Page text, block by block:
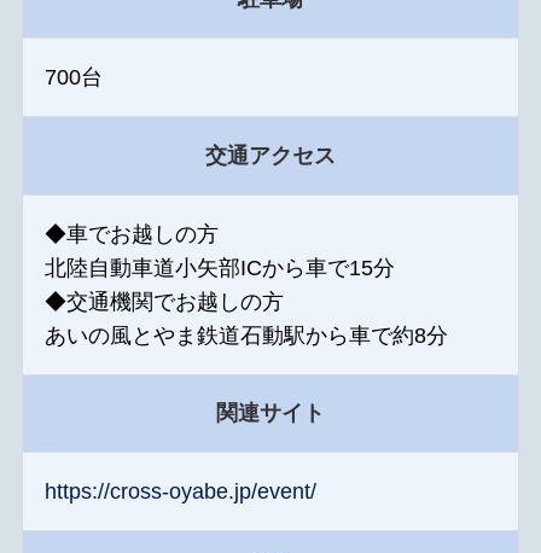
700台
交通アクセス
◆車でお越しの方
北陸自動車道小矢部ICから車で15分
◆交通機関でお越しの方
あいの風とやま鉄道石動駅から車で約8分
関連サイト
https://cross-oyabe.jp/event/